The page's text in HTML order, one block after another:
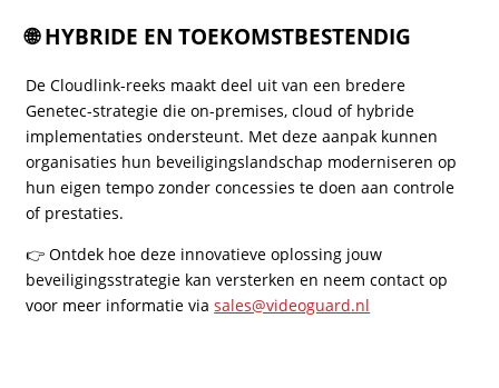
🌐 HYBRIDE EN TOEKOMSTBESTENDIG
De Cloudlink-reeks maakt deel uit van een bredere
Genetec-strategie die on-premises, cloud of hybride
implementaties ondersteunt. Met deze aanpak kunnen
organisaties hun beveiligingslandschap moderniseren op
hun eigen tempo zonder concessies te doen aan controle
of prestaties.
👉 Ontdek hoe deze innovatieve oplossing jouw
beveiligingsstrategie kan versterken en neem contact op
voor meer informatie viasales@videoguard.nl